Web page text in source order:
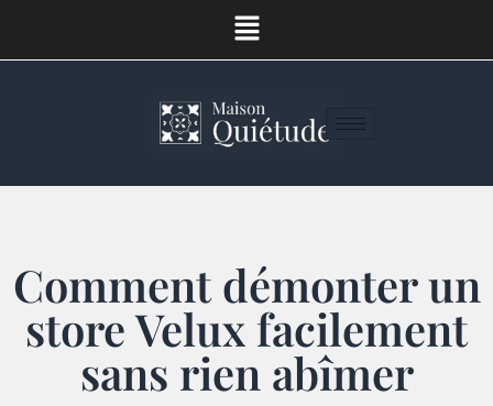
Comment démonter un
store Velux facilement
sans rien abîmer